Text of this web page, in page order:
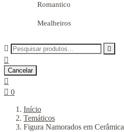
Romantico
Mealheiros
 

Cancelar

 0
Início
Temáticos
Figura Namorados em Cerâmica